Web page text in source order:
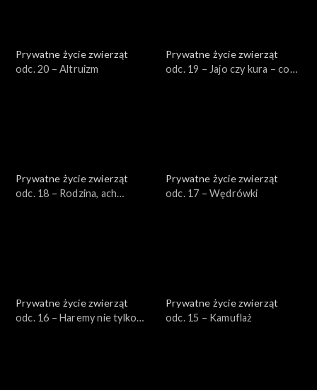
Prywatne życie zwierząt
odc. 20 – Altruizm
Prywatne życie zwierząt
odc. 19 – Jajo czy kura – co
Prywatne życie zwierząt
odc. 18 – Rodzina, ach
Prywatne życie zwierząt
odc. 17 – Wędrówki
Prywatne życie zwierząt
odc. 16 – Haremy nie tylko
Prywatne życie zwierząt
odc. 15 – Kamuflaż